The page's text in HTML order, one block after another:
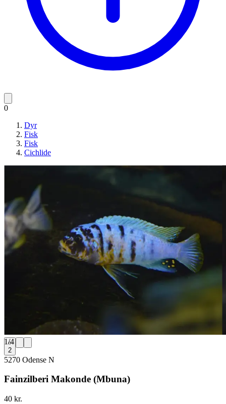
0
Dyr
Fisk
Fisk
Cichlide
1/4
2
5270 Odense N
Fainzilberi Makonde (Mbuna)
40 kr.